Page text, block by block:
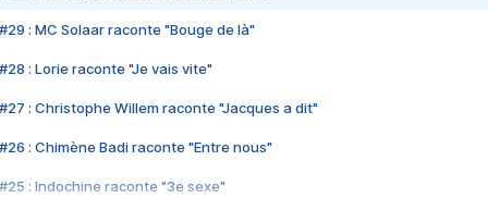
#29 : MC Solaar raconte "Bouge de là"
#28 : Lorie raconte "Je vais vite"
#27 : Christophe Willem raconte "Jacques a dit"
#26 : Chimène Badi raconte "Entre nous"
#25 : Indochine raconte "3e sexe"